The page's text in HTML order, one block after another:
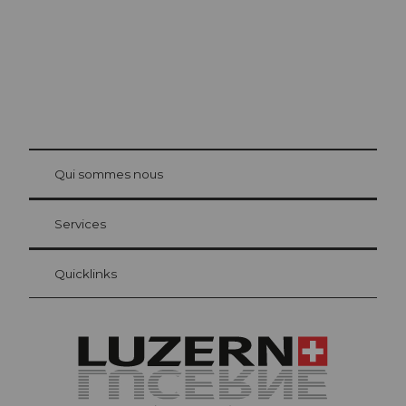
Carte d’hôte Lucerne
Vos avantages en tant qu'hôte pour la nuit
at Bre
Qui sommes nous
Services
Quicklinks